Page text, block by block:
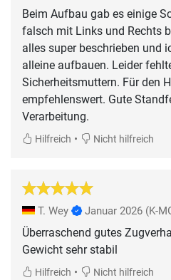
Beim Aufbau gab es einige
falsch mit Links und Rechts
alles super beschrieben und
alleine aufbauen. Leider
Sicherheitsmuttern. Für den
empfehlenswert. Gute
Verarbeitung.
Hilfreich • Nicht hilfreich
T. Wey Januar 2026 (K-
Überraschend gutes
Gewicht sehr stabil
Hilfreich • Nicht hilfreich